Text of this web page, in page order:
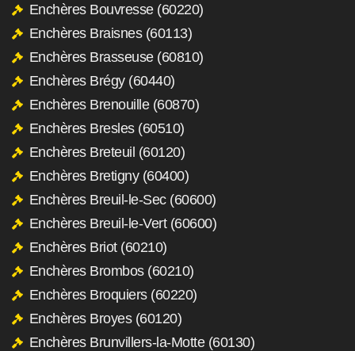
Enchères Bouvresse (60220)
Enchères Braisnes (60113)
Enchères Brasseuse (60810)
Enchères Brégy (60440)
Enchères Brenouille (60870)
Enchères Bresles (60510)
Enchères Breteuil (60120)
Enchères Bretigny (60400)
Enchères Breuil-le-Sec (60600)
Enchères Breuil-le-Vert (60600)
Enchères Briot (60210)
Enchères Brombos (60210)
Enchères Broquiers (60220)
Enchères Broyes (60120)
Enchères Brunvillers-la-Motte (60130)